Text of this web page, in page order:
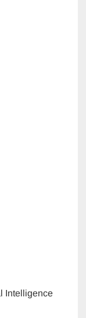
Intelligence